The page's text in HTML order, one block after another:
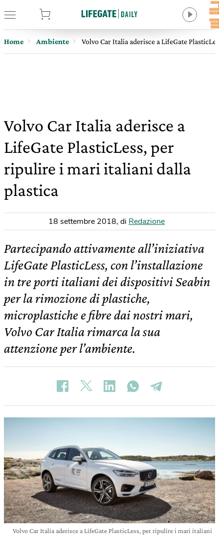
Home Ambiente Volvo Car Italia aderisce a LifeGate
Volvo Car Italia aderisce a
LifeGate PlasticLess, per
ripulire i mari italiani dalla
plastica
18 settembre 2018, di Redazione
Partecipando attivamente all’iniziativa
LifeGate PlasticLess, con l’installazione
in tre porti italiani dei dispositivi Seabin
per la rimozione di plastiche,
microplastiche e fibre dai nostri mari,
Volvo Car Italia rimarca la sua
attenzione per l’ambiente.
Volvo Car Italia aderisce a LifeGate PlasticLess, per ripulire i mari italiani